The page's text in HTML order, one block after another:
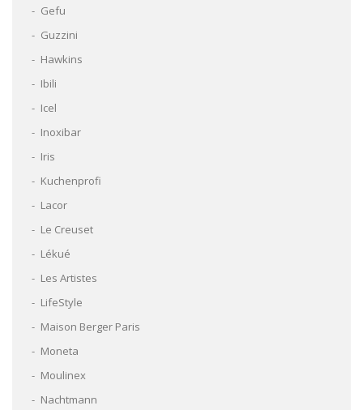
Gefu
Guzzini
Hawkins
Ibili
Icel
Inoxibar
Iris
Kuchenprofi
Lacor
Le Creuset
Lékué
Les Artistes
LifeStyle
Maison Berger Paris
Moneta
Moulinex
Nachtmann